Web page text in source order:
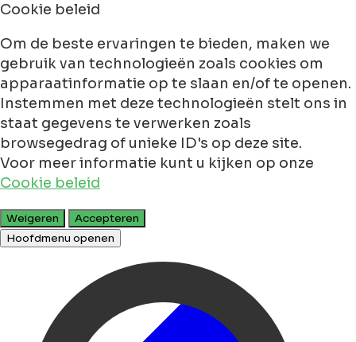
Cookie beleid
Om de beste ervaringen te bieden, maken we
gebruik van technologieën zoals cookies om
apparaatinformatie op te slaan en/of te openen.
Instemmen met deze technologieën stelt ons in
staat gegevens te verwerken zoals
browsegedrag of unieke ID's op deze site.
Voor meer informatie kunt u kijken op onze
Cookie beleid
Weigeren
Accepteren
Hoofdmenu openen